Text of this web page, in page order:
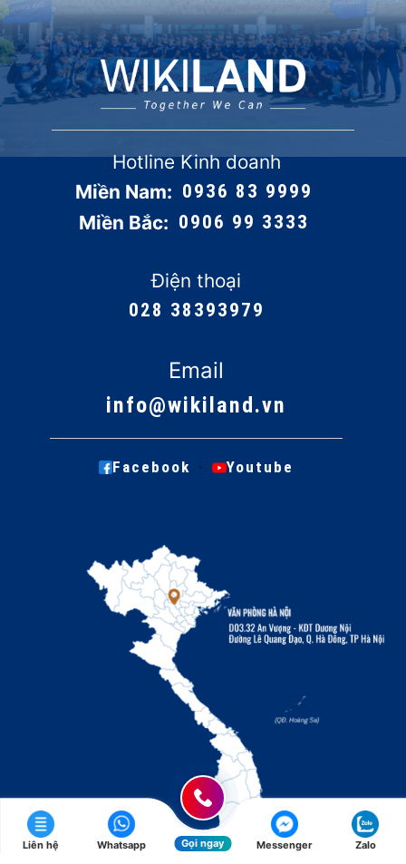
Hotline Kinh doanh
Miền Nam: 0936 83 9999
Miền Bắc: 0906 99 3333
Điện thoại
028 38393979
Email
info@wikiland.vn
Facebook · Youtube
Liên hệ Whatsapp Gọi ngay Messenger Zalo